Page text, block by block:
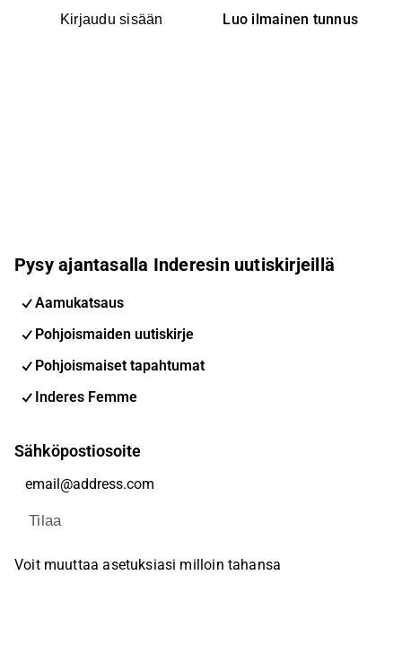
Kirjaudu sisään Luo ilmainen tunnus
Pysy ajantasalla Inderesin uutiskirjeillä
Aamukatsaus
Pohjoismaiden uutiskirje
Pohjoismaiset tapahtumat
Inderes Femme
Sähköpostiosoite
Tilaa
Voit muuttaa asetuksiasi milloin tahansa